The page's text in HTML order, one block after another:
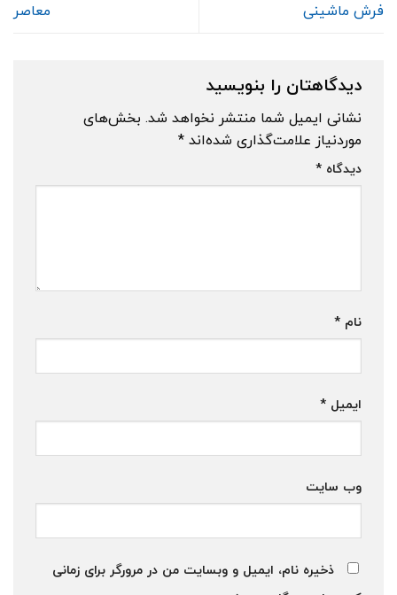
فرش ماشینی
معاصر
دیدگاهتان را بنویسید
نشانی ایمیل شما منتشر نخواهد شد. بخش‌های
موردنیاز علامت‌گذاری شده‌اند *
دیدگاه *
نام *
ایمیل *
وب‌ سایت
ذخیره نام، ایمیل و وبسایت من در مرورگر برای زمانی